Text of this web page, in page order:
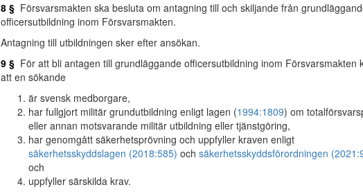
8 § Försvarsmakten ska besluta om antagning till och skiljande från
officersutbildning inom Försvarsmakten.
Antagning till utbildningen sker efter ansökan.
9 § För att bli antagen till grundläggande officersutbildning inom Försvarsmakten
att en sökande
är svensk medborgare,
har fullgjort militär grundutbildning enligt lagen (1994:1809) om
eller annan motsvarande militär utbildning eller tjänstgöring,
har genomgått säkerhetsprövning och uppfyller kraven enligt
säkerhetsskyddslagen (2018:585) och säkerhetsskyddsförordningen
och
uppfyller särskilda krav.